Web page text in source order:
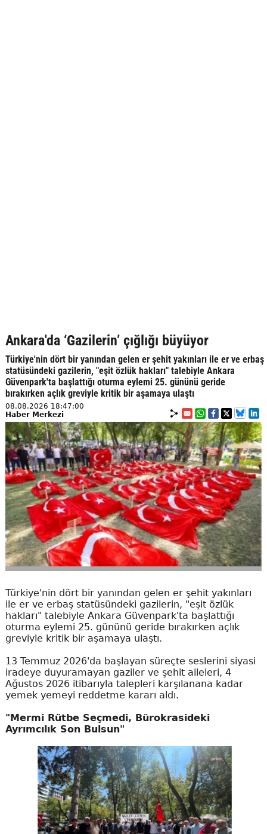
Ankara'da ‘Gazilerin’ çığlığı büyüyor
Türkiye'nin dört bir yanından gelen er şehit yakınları ile er ve erbaş
statüsündeki gazilerin, "eşit özlük hakları" talebiyle Ankara
Güvenpark'ta başlattığı oturma eylemi 25. gününü geride
bırakırken açlık greviyle kritik bir aşamaya ulaştı
08.08.2026 18:47:00
Haber Merkezi
Türkiye'nin dört bir yanından gelen er şehit yakınları
ile er ve erbaş statüsündeki gazilerin, "eşit özlük
hakları" talebiyle Ankara Güvenpark'ta başlattığı
oturma eylemi 25. gününü geride bırakırken açlık
greviyle kritik bir aşamaya ulaştı.
13 Temmuz 2026'da başlayan süreçte seslerini siyasi
iradeye duyuramayan gaziler ve şehit aileleri, 4
Ağustos 2026 itibarıyla talepleri karşılanana kadar
yemek yemeyi reddetme kararı aldı.
"Mermi Rütbe Seçmedi, Bürokrasideki
Ayrımcılık Son Bulsun"